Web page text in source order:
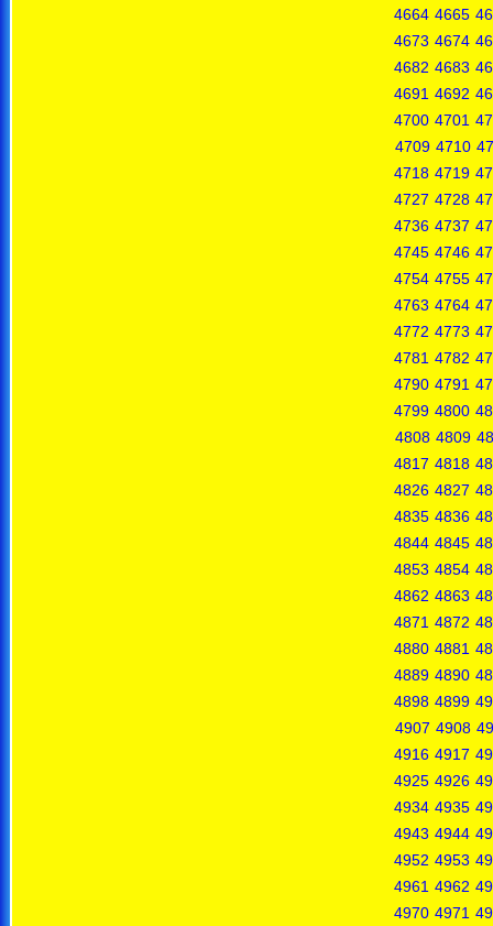
4664 4665
4673 4674
4682 4683
4691 4692
4700 4701
4709 4710
4718 4719
4727 4728
4736 4737
4745 4746
4754 4755
4763 4764
4772 4773
4781 4782
4790 4791
4799 4800
4808 4809
4817 4818
4826 4827
4835 4836
4844 4845
4853 4854
4862 4863
4871 4872
4880 4881
4889 4890
4898 4899
4907 4908
4916 4917
4925 4926
4934 4935
4943 4944
4952 4953
4961 4962
4970 4971